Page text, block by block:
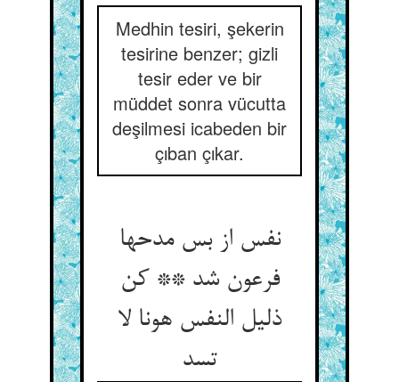
Medhin tesiri, şekerin
tesirine benzer; gizli
tesir eder ve bir
müddet sonra vücutta
deşilmesi icabeden bir
çıban çıkar.
نفس از بس مدحها
فرعون شد ** کن
ذلیل النفس هونا لا
تسد